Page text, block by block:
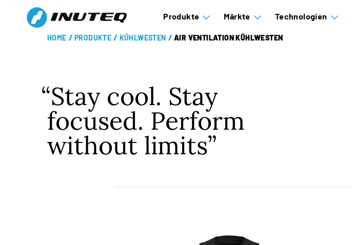
Produkte Märkte Technologien
HOME / PRODUKTE / KÜHLWESTEN / AIR VENTILATION KÜHLWESTEN
Stay cool. Stay
focused. Perform
without limits